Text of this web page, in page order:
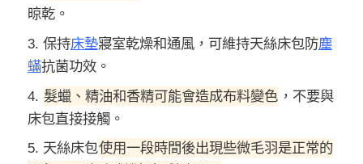
晾乾。
3. 保持床墊寢室乾燥和通風，可維持天絲床包防塵
蟎抗菌功效。
4. 髮蠟、精油和香精可能會造成布料變色 ，不要與
床包直接接觸。
5. 天絲床包使用一段時間後出現些微毛羽是正常的